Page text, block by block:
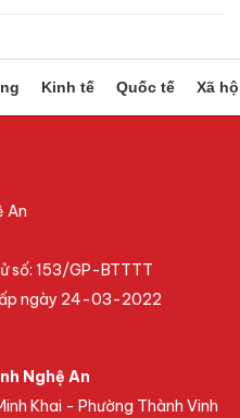
Kinh tế Quốc tế Xã
An
số: 153/GP-BTTTT
ngày 24-03-2022
Nghệ An
Khai - Phường Thành Vinh